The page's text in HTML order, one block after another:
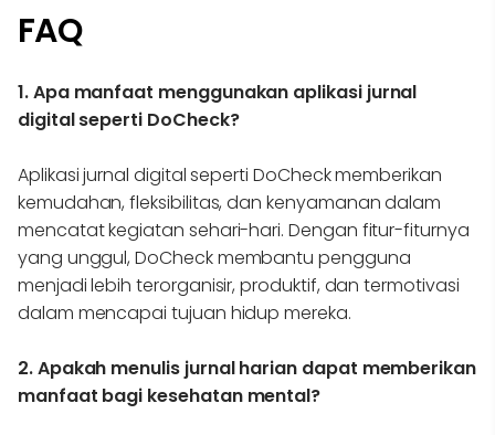
FAQ
1. Apa manfaat menggunakan aplikasi jurnal
digital seperti DoCheck?
Aplikasi jurnal digital seperti DoCheck memberikan
kemudahan, fleksibilitas, dan kenyamanan dalam
mencatat kegiatan sehari-hari. Dengan fitur-fiturnya
yang unggul, DoCheck membantu pengguna
menjadi lebih terorganisir, produktif, dan termotivasi
dalam mencapai tujuan hidup mereka.
2. Apakah menulis jurnal harian dapat memberikan
manfaat bagi kesehatan mental?